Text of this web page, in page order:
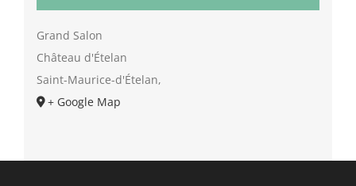
Grand Salon
Château d'Ételan
Saint-Maurice-d'Ételan,
+ Google Map